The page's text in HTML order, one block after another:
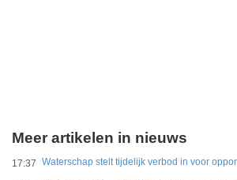
Meer artikelen in nieuws
17:37